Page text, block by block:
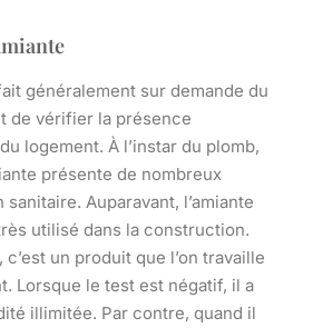
généralement sur demande du
de vérifier la présence
logement. À l’instar du plomb,
présente de nombreux
Auparavant, l’amiante
utilisé dans la construction.
un produit que l’on travaille
Lorsque le test est négatif, il a
illimitée. Par contre, quand il